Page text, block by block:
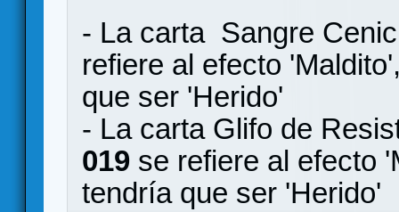
- La carta Sangre
refiere al efecto
que ser 'Herido'
- La carta Glifo de
019 se refiere al efecto
tendría que ser 'Herido'